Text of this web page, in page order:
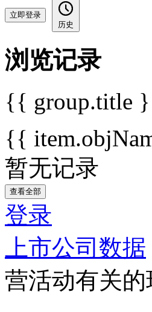
立即登录
历史
浏览记录
{{ group.title
{{
暂无记录
查看全部
登录
上市公司数据
营活动有关的